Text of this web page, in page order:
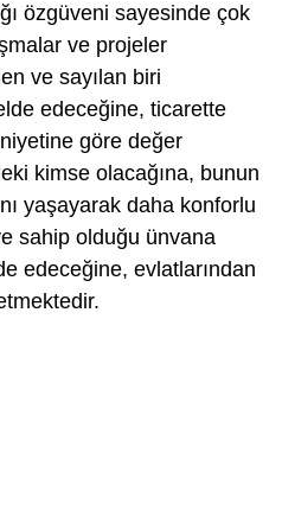
özgüveni sayesinde çok
ve projeler
ve sayılan biri
edeceğine, ticarette
göre değer
kimse olacağına, bunun
yaşayarak daha konforlu
sahip olduğu ünvana
edeceğine, evlatlarından